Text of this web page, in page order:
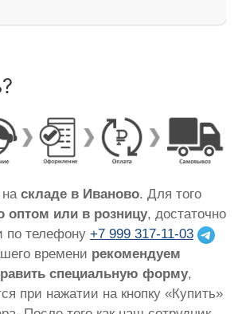
на складе в Иваново. Для того
оптом или в розницу, достаточно
по телефону +7 999 317-11-03
времени рекомендуем
специальную форму,
при нажатии на кнопку «Купить»